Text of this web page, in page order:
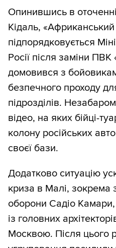
Опинившись в
Кідаль,
підпорядковується
Росії після заміни
домовився з
безпечного проходу
підрозділів.
відео, на яких бійці-
колону російських
своєї бази.
Додатково ситуацію
криза в Малі, зокрема
оборони Садіо
із головних
Москвою. Після цього